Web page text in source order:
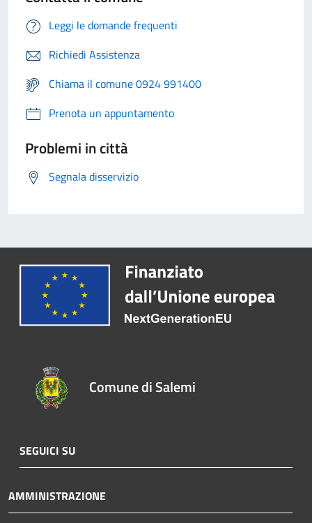
Leggi le domande frequenti
Richiedi Assistenza
Chiama il comune 0924 991400
Prenota un appuntamento
Problemi in città
Segnala disservizio
Comune di Salemi
SEGUICI SU
AMMINISTRAZIONE